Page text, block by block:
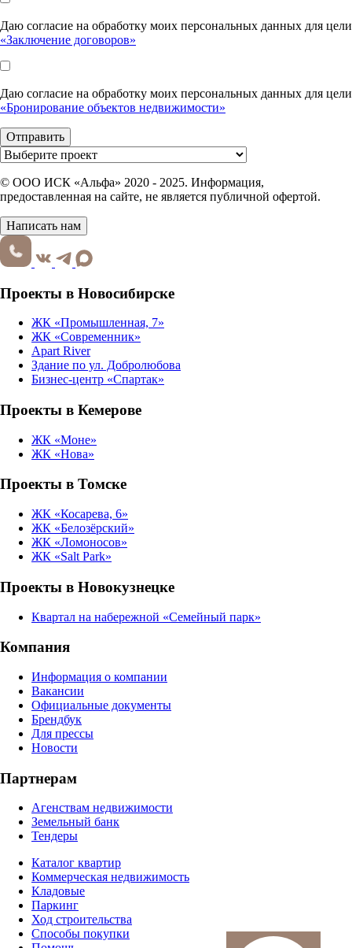
Даю согласие на обработку моих персональных данных для цели
«Заключение договоров»
Даю согласие на обработку моих персональных данных для цели
«Бронирование объектов недвижимости»
© ООО ИСК «Альфа» 2020 - 2025. Информация,
предоставленная на сайте, не является публичной офертой.
Написать нам
Проекты в Новосибирске
ЖК «Промышленная, 7»
ЖК «Современник»
Apart River
Здание по ул. Добролюбова
Бизнес-центр «Спартак»
Проекты в Кемерове
ЖК «Моне»
ЖК «Нова»
Проекты в Томске
ЖК «Косарева, 6»
ЖК «Белозёрский»
ЖК «Ломоносов»
ЖК «Salt Park»
Проекты в Новокузнецке
Квартал на набережной «Семейный парк»
Компания
Информация о компании
Вакансии
Официальные документы
Брендбук
Для прессы
Новости
Партнерам
Агенствам недвижимости
Земельный банк
Тендеры
Каталог квартир
Коммерческая недвижимость
Кладовые
Паркинг
Ход строительства
Способы покупки